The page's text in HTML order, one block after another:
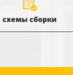
схемы сборки